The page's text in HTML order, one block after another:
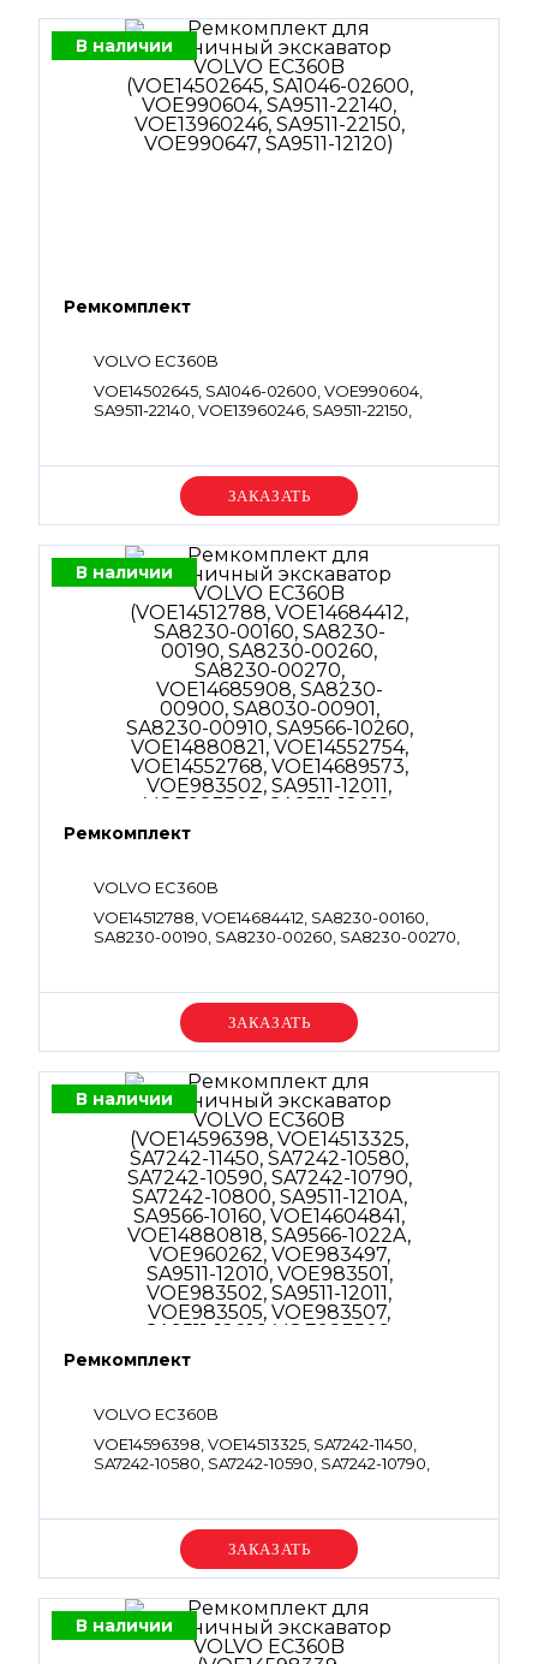
В наличии
Ремкомплект
VOLVO EC360B
VOE14502645, SA1046-02600, VOE990604,
SA9511-22140, VOE13960246, SA9511-22150,
Уточняйте цену
В наличии
Ремкомплект
VOLVO EC360B
VOE14512788, VOE14684412, SA8230-00160,
SA8230-00190, SA8230-00260, SA8230-00270,
VOE14552754, VOE14552768, VOE14689573,
VOE983502, SA9511-12011, VOE983503, SA9511-
12012, VOE983509, VOE983525, SA9511-12026,
VOE983529, SA9511-12031, VOE990557,
VOE990582, VOE990598
Уточняйте цену
В наличии
Ремкомплект
VOLVO EC360B
VOE14596398, VOE14513325, SA7242-11450,
SA7242-10580, SA7242-10590, SA7242-10790,
VOE960262, VOE983497, SA9511-12010,
VOE983501, VOE983502, SA9511-12011,
VOE983505, VOE983507, SA9511-12016,
VOE983509, SA9511-12020, VOE983523, SA9511-
1222A, VOE990557, SA9511-12018, VOE990585,
SA9511-22045, VOE990591, SA9511-22075,
VOE990849, VOE993320, VOE993322
Уточняйте цену
В наличии